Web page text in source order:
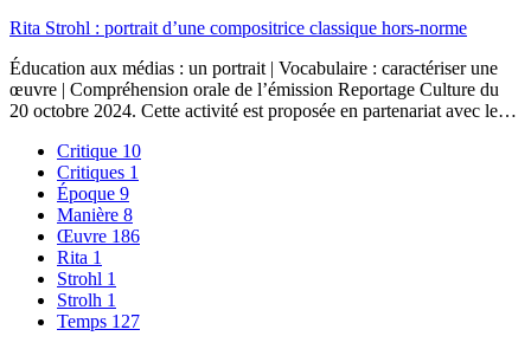
Rita Strohl : portrait d’une compositrice classique hors-norme
Éducation aux médias : un portrait | Vocabulaire : caractériser une
œuvre | Compréhension orale de l’émission Reportage Culture du
20 octobre 2024. Cette activité est proposée en partenariat avec le…
Critique 10
Critiques 1
Époque 9
Manière 8
Œuvre 186
Rita 1
Strohl 1
Strolh 1
Temps 127